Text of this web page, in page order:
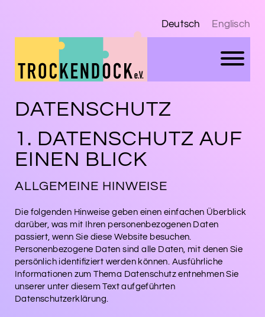
Deutsch Englisch
DATENSCHUTZ
1. DATENSCHUTZ AUF
EINEN BLICK
ALLGEMEINE HINWEISE
Die folgenden Hinweise geben einen einfachen Überblick
darüber, was mit Ihren personenbezogenen Daten
passiert, wenn Sie diese Website besuchen.
Personenbezogene Daten sind alle Daten, mit denen Sie
persönlich identifiziert werden können. Ausführliche
Informationen zum Thema Datenschutz entnehmen Sie
unserer unter diesem Text aufgeführten
Datenschutzerklärung.